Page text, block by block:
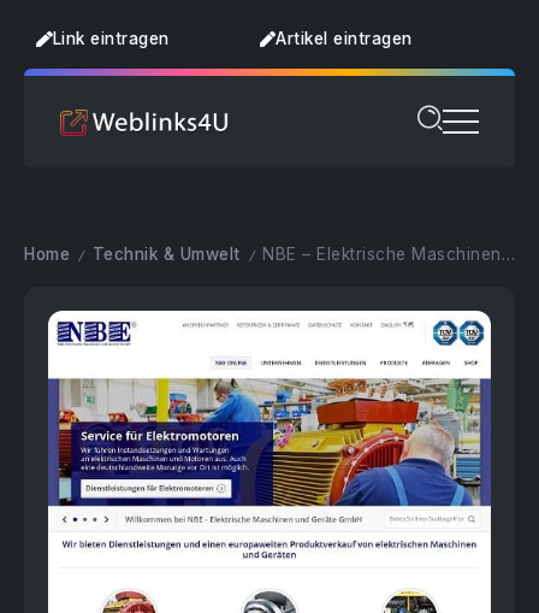
Link eintragen Artikel eintragen
Home / Technik & Umwelt / NBE – Elektrische Maschinen und Geräte